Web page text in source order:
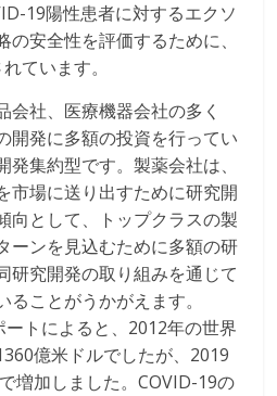
19陽性患者に対するエクソ
安全性を評価するために、
ています。
会社、医療機器会社の多く
開発に多額の投資を行ってい
発集約型です。製薬会社は、
市場に送り出すために研究開
向として、トップクラスの製
ーンを見込むために多額の研
研究開発の取り組みを通じて
ことがうかがえます。
トによると、2012年の世界
億米ドルでしたが、2019
増加しました。COVID-19の